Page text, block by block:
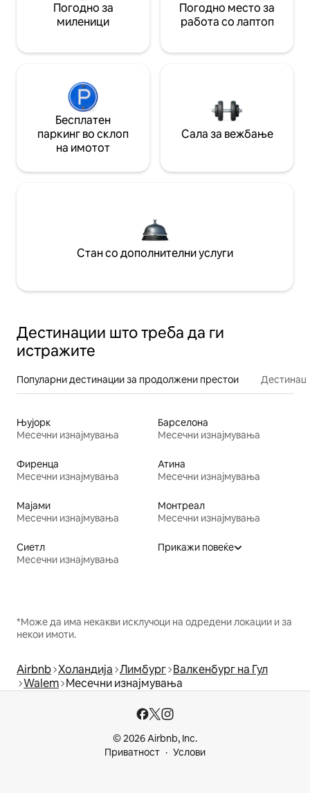
Погодно за
миленици
Погодно место за
работа со лаптоп
Бесплатен
паркинг во склоп
на имотот
Сала за вежбање
Стан со дополнителни услуги
Дестинации што треба да ги
истражите
Популарни дестинации за продолжени престои
Њујорк
Месечни изнајмувања
Барселона
Месечни изнајмувања
Фиренца
Месечни изнајмувања
Атина
Месечни изнајмувања
Мајами
Месечни изнајмувања
Монтреал
Месечни изнајмувања
Сиетл
Месечни изнајмувања
Прикажи повеќе
*Може да има некакви исклучоци на одредени локации и за
некои имоти.
Airbnb Холандија Лимбург Валкенбург на Гул
Walem Месечни изнајмувања
© 2026 Airbnb, Inc.
Приватност
Услови